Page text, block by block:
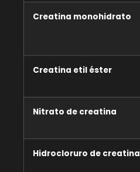
Creatina monohidrato
Creatina etil éster
Nitrato de creatina
Hidrocloruro de creatina